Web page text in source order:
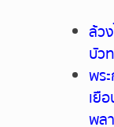
ล้ว
บัว
พร
เยื
พล